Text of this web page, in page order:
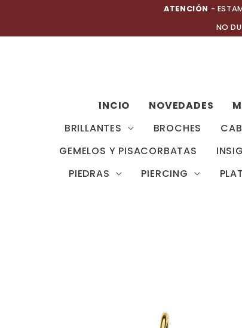
contenido
ATENCIÓN -
NO
INCIO NOVEDADES
BRILLANTES
BROCHES
GEMELOS Y PISACORBATAS
PIEDRAS
PIERCING